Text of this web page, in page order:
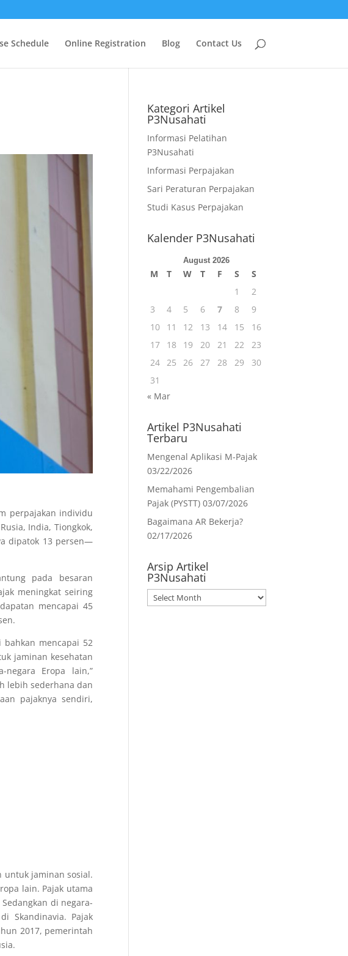
Schedule Online Registration Blog Contact Us
perpajakan individu
India, Tiongkok,
dipatok 13 persen—
pada besaran
meningkat seiring
mencapai 45
mencapai 52
jaminan kesehatan
Eropa lain,”
lebih sederhana dan
pajaknya sendiri,
untuk jaminan sosial.
lain. Pajak utama
di negara-
Skandinavia. Pajak
2017, pemerintah
Kategori Artikel
P3Nusahati
Informasi Pelatihan
P3Nusahati
Informasi Perpajakan
Sari Peraturan Perpajakan
Studi Kasus Perpajakan
Kalender P3Nusahati
August 2026
M T W T F S
S
1
2
3
4 5 6 7 8
9
10
11 12 13 14 15
16
17
18 19 20 21 22
23
24 25 26 27 28 29
30
31
« Mar
Artikel P3Nusahati
Terbaru
Mengenal Aplikasi M-Pajak
03/22/2026
Memahami Pengembalian
Pajak (PYSTT) 03/07/2026
Bagaimana AR Bekerja?
02/17/2026
Arsip Artikel
P3Nusahati
Arsip
Artikel